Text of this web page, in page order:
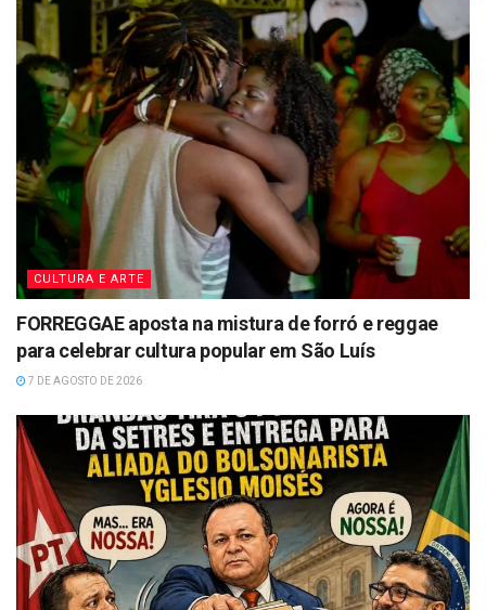
CULTURA E ARTE
FORREGGAE aposta na mistura de forró e reggae
para celebrar cultura popular em São Luís
7 DE AGOSTO DE 2026